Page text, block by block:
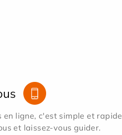
en ligne, c'est simple et rapide
et laissez-vous guider.